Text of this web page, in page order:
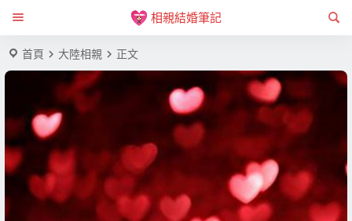
相親結婚筆記
首頁 大陸相親 正文